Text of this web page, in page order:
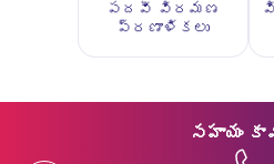
పదవీ విరమణ
ప్రణాళికలు
సహాయం